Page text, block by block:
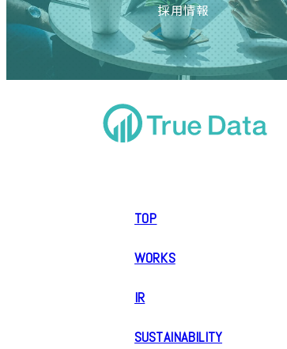
採用情報
TOP
WORKS
IR
SUSTAINABILITY